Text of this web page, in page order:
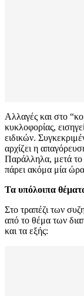
Αλλαγές και στο
κυκλοφορίας,
ειδικών.
αρχίζει η
Παράλληλα, μετά
πάρει ακόμα μία
Τα υπόλοιπα
Στο τραπέζι των
από το θέμα των
και τα εξής: